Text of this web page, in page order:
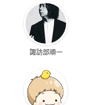
諏訪部順一